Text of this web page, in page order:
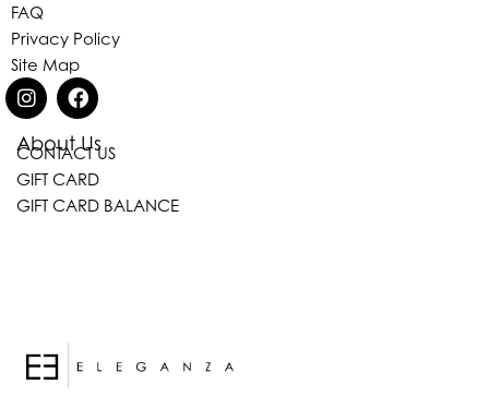
About Us
CONTACT US
GIFT CARD
GIFT CARD BALANCE
FAQ
Privacy Policy
Site Map
היישלום, ברוכה הבאה ל-ELEGANZA -